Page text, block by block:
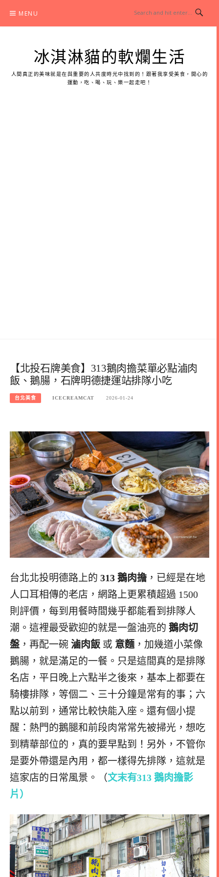
content
MENU
冰淇淋貓的軟爛生活
人間真正的美味就是在與重要的人共度時光中找到的！跟著我享受美食，開心的
運動，吃、喝、玩、樂一起走吧！
【北投石牌美食】313鵝肉擔菜單必點滷肉
飯、鵝腸，石牌明德捷運站排隊小吃
台北美食 ICECREAMCAT 2026-01-24
台北北投明德路上的 313 鵝肉擔 ，已經是在地
人口耳相傳的老店，網路上更累積超過 1500
則評價，每到用餐時間幾乎都能看到排隊人
潮。這裡最受歡迎的就是一盤油亮的 鵝肉切
盤 ，再配一碗 滷肉飯 或 意麵 ，加幾道小菜像
鵝腸，就是滿足的一餐。只是這間真的是排隊
名店，平日晚上六點半之後來，基本上都要在
騎樓排隊，等個二、三十分鐘是常有的事；六
點以前到，通常比較快能入座。還有個小提
醒：熱門的鵝腿和前段肉常常先被掃光，想吃
到精華部位的，真的要早點到！另外，不管你
是要外帶還是內用，都一樣得先排隊，這就是
這家店的日常風景。（文末有313 鵝肉擔影
片）